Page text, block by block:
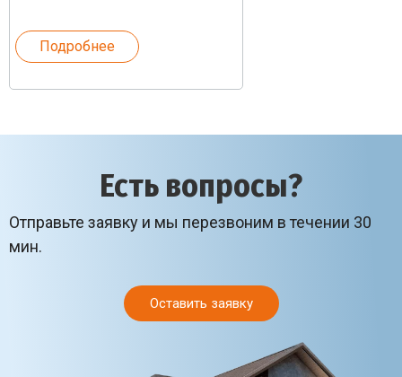
Подробнее
Есть вопросы?
Отправьте заявку и мы перезвоним в течении 30
мин.
Оставить заявку